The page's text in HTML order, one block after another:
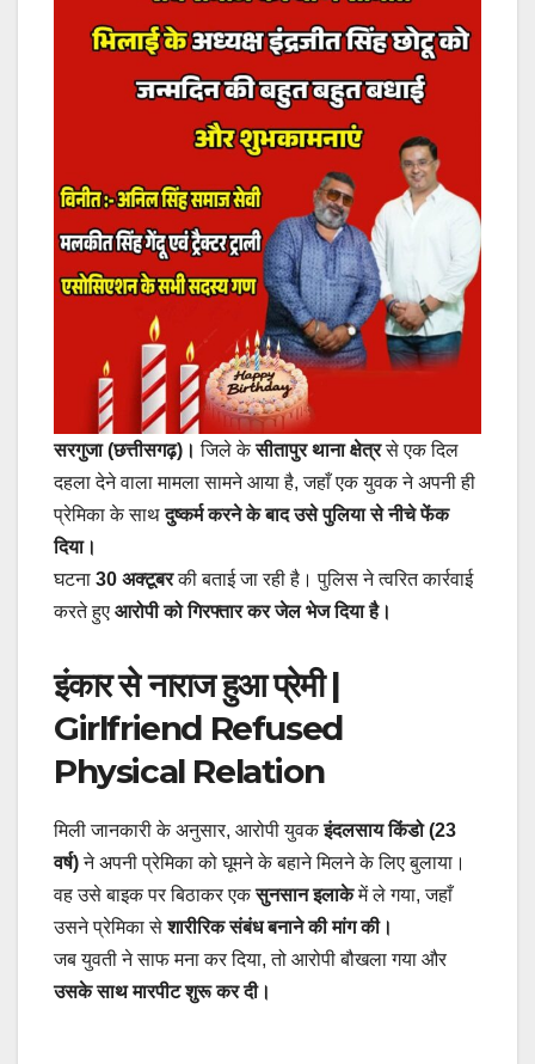
सरगुजा (छत्तीसगढ़)। जिले केसीतापुर थाना क्षेत्रसे एक दिल
दहला देने वाला मामला सामने आया है, जहाँ एक युवक ने अपनी ही
प्रेमिका के साथदुष्कर्म करने के बाद उसे पुलिया से नीचे फेंक
दिया।
घटना 30 अक्टूबरकी बताई जा रही है। पुलिस ने त्वरित कार्रवाई
करते हुए आरोपी को गिरफ्तार कर जेल भेज दिया है।
इंकार से नाराज हुआ प्रेमी |
Girlfriend Refused
Physical Relation
मिली जानकारी के अनुसार, आरोपी युवकइंदलसाय किंडो (23
वर्ष)ने अपनी प्रेमिका को घूमने के बहाने मिलने के लिए बुलाया।
वह उसे बाइक पर बिठाकर एकसुनसान इलाकेमें ले गया, जहाँ
उसने प्रेमिका सेशारीरिक संबंध बनाने की मांग की।
जब युवती ने साफ मना कर दिया, तो आरोपी बौखला गया और
उसके साथ मारपीट शुरू कर दी।